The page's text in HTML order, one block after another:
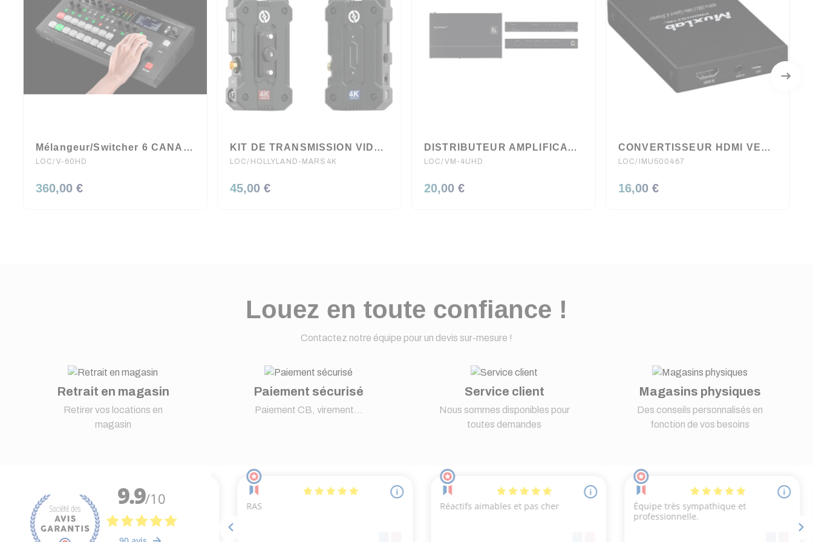
Mélangeur/Switcher 6 CANAUX HDMI/SDI ROLAND
LOC/V-60HD
360,00 €
KIT DE TRANSMISSION VIDEO SANS FIL HOLLYLAND MARS 4k
LOC/HOLLYLAND-MARS4K
45,00 €
DISTRIBUTEUR AMPLIFICATEUR HDMI 1:4 ULTRA HD/4K KRAMER
LOC/VM-4UHD
20,00 €
CONVERTISSEUR HDMI VERS USB 3.0 MUXLAB
LOC/IMU500467
16,00 €
Louez en toute confiance !
Contactez notre équipe pour un devis sur-mesure !
Retrait en magasin
Retirer vos locations en
magasin
Paiement sécurisé
Paiement CB, virement...
Service client
Nous sommes disponibles pour
toutes demandes
Magasins physiques
Des conseils personnalisés en
fonction de vos besoins